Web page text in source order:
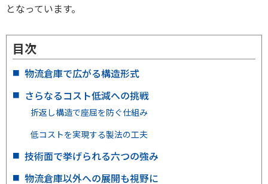
となっています。
目次
物流倉庫で広がる構造形式
さらなるコスト低減への挑戦
折返し構造で座屈を防ぐ仕組み
低コストを実現する製法の工夫
技術面で挙げられる六つの強み
物流倉庫以外への展開も視野に